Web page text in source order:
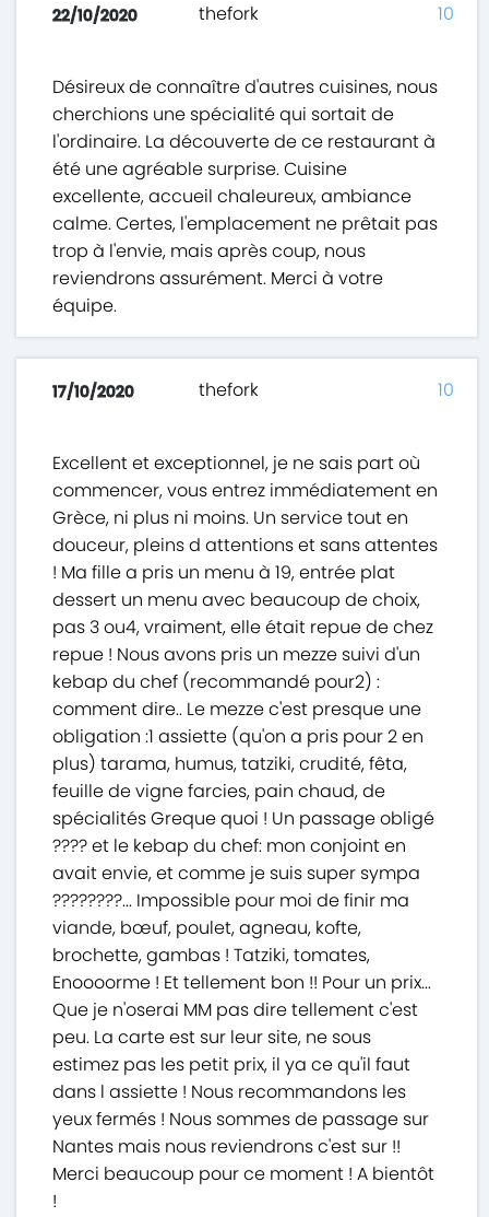
22/10/2020 thefork
Désireux de connaître d'autres cuisines, nous
cherchions une spécialité qui sortait de
l'ordinaire. La découverte de ce restaurant à
été une agréable surprise. Cuisine
excellente, accueil chaleureux, ambiance
calme. Certes, l'emplacement ne prêtait pas
trop à l'envie, mais après coup, nous
reviendrons assurément. Merci à votre
équipe.
10
17/10/2020 thefork
Excellent et exceptionnel, je ne sais part où
commencer, vous entrez immédiatement en
Grèce, ni plus ni moins. Un service tout en
douceur, pleins d attentions et sans attentes
! Ma fille a pris un menu à 19, entrée plat
dessert un menu avec beaucoup de choix,
pas 3 ou4, vraiment, elle était repue de chez
repue ! Nous avons pris un mezze suivi d'un
kebap du chef (recommandé pour2) :
comment dire.. Le mezze c'est presque une
obligation :1 assiette (qu'on a pris pour 2 en
plus) tarama, humus, tatziki, crudité, fêta,
feuille de vigne farcies, pain chaud, de
spécialités Greque quoi ! Un passage obligé
???? et le kebap du chef: mon conjoint en
avait envie, et comme je suis super sympa
????????... Impossible pour moi de finir ma
viande, bœuf, poulet, agneau, kofte,
brochette, gambas ! Tatziki, tomates,
Enoooorme ! Et tellement bon !! Pour un prix...
Que je n'oserai MM pas dire tellement c'est
peu. La carte est sur leur site, ne sous
estimez pas les petit prix, il ya ce qu'il faut
dans l assiette ! Nous recommandons les
yeux fermés ! Nous sommes de passage sur
Nantes mais nous reviendrons c'est sur !!
Merci beaucoup pour ce moment ! A bientôt
!
10